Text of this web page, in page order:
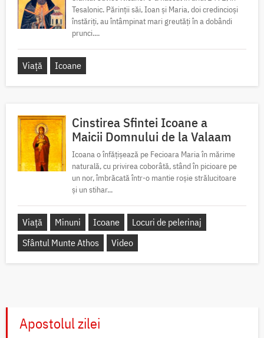
Tesalonic. Părinții săi, Ioan și Maria, doi credincioși
înstăriți, au întâmpinat mari greutăți în a dobândi
prunci....
Viață Icoane
Cinstirea Sfintei Icoane a
Maicii Domnului de la Valaam
Icoana o înfățișează pe Fecioara Maria în mărime
naturală, cu privirea coborâtă, stând în picioare pe
un nor, îmbrăcată într-o mantie roșie strălucitoare
și un stihar...
Viață Minuni Icoane
Locuri de pelerinaj
Sfântul Munte Athos
Video
Apostolul zilei